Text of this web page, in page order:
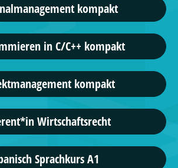
kompakt
in C/C++ kompakt
kompakt
Wirtschaftsrecht
Sprachkurs A1